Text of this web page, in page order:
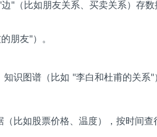
"（比如朋友关系、买卖关系）存
朋友"）。
知识图谱（比如 "李白和杜甫的关系"
（比如股票价格、温度），按时间